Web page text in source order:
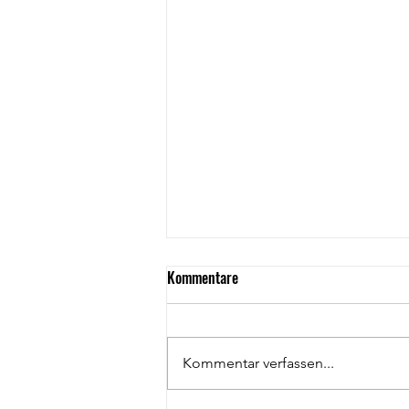
Kommentare
Kommentar verfassen...